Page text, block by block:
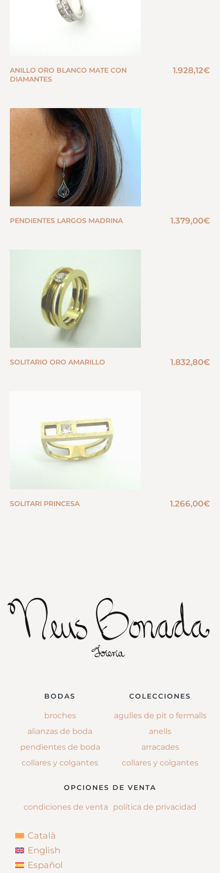
ANILLO ORO BLANCO MATE CON
DIAMANTES
1.928,12€
PENDIENTES LARGOS MADRINA 1.379,00€
SOLITARIO ORO AMARILLO 1.832,80€
SOLITARI PRINCESA 1.266,00€
BODAS
broches
alianzas de boda
pendientes de boda
collares y colgantes
COLECCIONES
agulles de pit o fermalls
anells
arracades
collares y colgantes
OPCIONES DE VENTA
condiciones de venta política de privacidad
Català
English
Español